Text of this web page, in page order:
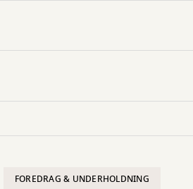
FOREDRAG & UNDERHOLDNING